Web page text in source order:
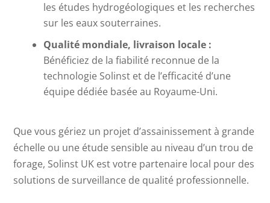
les études hydrogéologiques et les recherches
sur les eaux souterraines.
Qualité mondiale, livraison locale :
Bénéficiez de la fiabilité reconnue de la
technologie Solinst et de l’efficacité d’une
équipe dédiée basée au Royaume-Uni.
Que vous gériez un projet d’assainissement à grande
échelle ou une étude sensible au niveau d’un trou de
forage, Solinst UK est votre partenaire local pour des
solutions de surveillance de qualité professionnelle.